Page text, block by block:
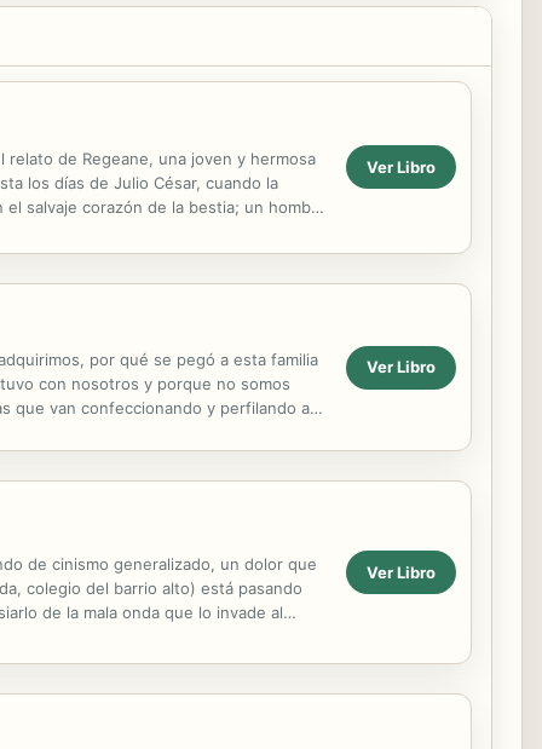
de Regeane, una joven y hermosa
los días de Julio César, cuando la
salvaje corazón de la bestia; un hombre
Ver Libro
por qué se pegó a esta familia
con nosotros y porque no somos
que van confeccionando y perfilando a
Ver Libro
de cinismo generalizado, un dolor que
colegio del barrio alto) está pasando
de la mala onda que lo invade al
Ver Libro